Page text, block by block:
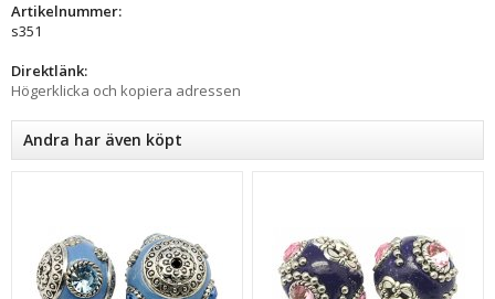
Artikelnummer:
s351
Direktlänk:
Högerklicka och kopiera adressen
Andra har även köpt